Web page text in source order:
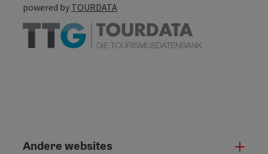
powered by TOURDATA
Andere websites